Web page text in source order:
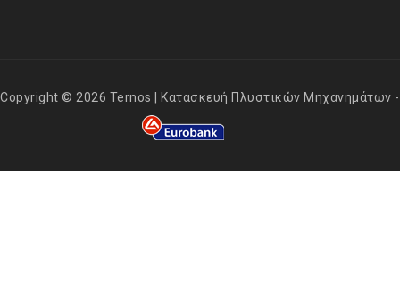
Copyright © 2026 Ternos | Κατασκευή Πλυστικών Μηχανημάτων